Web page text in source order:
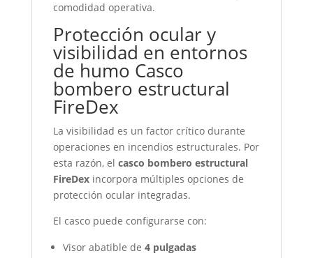
comodidad operativa.
Protección ocular y
visibilidad en entornos
de humo Casco
bombero estructural
FireDex
La visibilidad es un factor crítico durante
operaciones en incendios estructurales. Por
esta razón, el casco bombero estructural
FireDexincorpora múltiples opciones de
protección ocular integradas.
El casco puede configurarse con:
Visor abatible de 4 pulgadas